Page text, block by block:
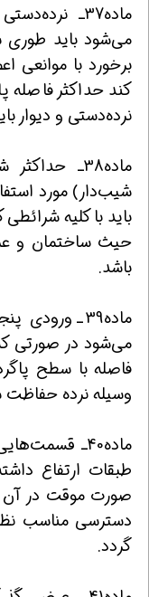
ماده37ـ
‌می‌شود باید طوری‌
‌برخورد با موانعی‌
‌نرده‌دستی ‌و دیوار باید حداقل ‌5
ماده38ـ
باید با کلیه
حیث‌ ساختمان ‌و
‌باشد.
ماده39ـ
‌وسیله ‌نرده ‌حفاظت‌
ماده40ـ
طبقات ارتفاع
صورت موقت در آن
دسترسی مناسب
گردد.